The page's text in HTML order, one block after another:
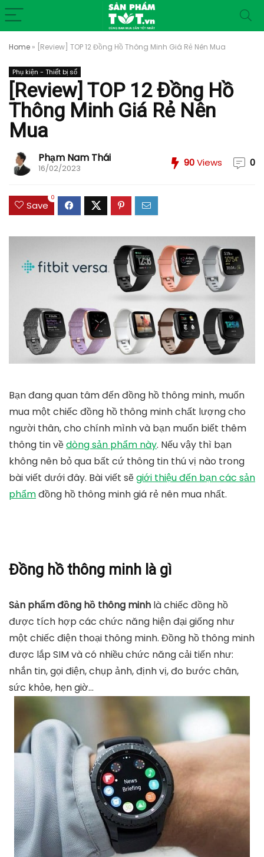
Home » [Review] TOP 12 Đồng Hồ Thông Minh Giá Rẻ Nên Mua
Phụ kiện - Thiết bị số
[Review] TOP 12 Đồng Hồ
Thông Minh Giá Rẻ Nên
Mua
Phạm Nam Thái
16/02/2023 90Views 0
Save
0
Bạn đang quan tâm đến đồng hồ thông minh, muốn
mua một chiếc đồng hồ thông minh chất lượng cho
người thân, cho chính mình và bạn muốn biết thêm
thông tin vềdòng sản phẩm này. Nếu vậy thì bạn
không nên bỏ qua bất cứ thông tin thú vị nào trong
bài viết dưới đây. Bài viết sẽgiới thiệu đến bạn các sản
phẩmđồng hồ thông minh giá rẻ nên mua nhất.
Đồng hồ thông minh là gì
Sản phẩm đồng hồ thông minh là chiếc đồng hồ
được tích hợp các chức năng hiện đại giống như
một chiếc điện thoại thông minh. Đồng hồ thông minh
được lắp SIM và có nhiều chức năng cải tiến như:
nhắn tin, gọi điện, chụp ảnh, định vị, đo bước chân,
sức khỏe, hẹn giờ…